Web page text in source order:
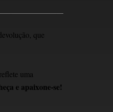
que
uma
e apaixone-se!